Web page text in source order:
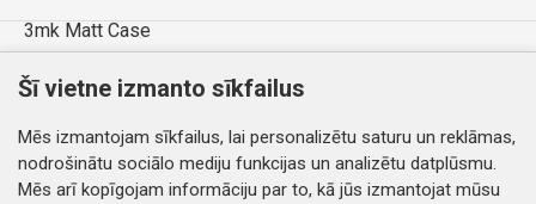
3mk Matt Case
Šajā kategorijā nav preču.
TURPINĀT
Šī vietne izmanto sīkfailus
Mēs izmantojam sīkfailus, lai personalizētu saturu un reklāmas,
nodrošinātu sociālo mediju funkcijas un analizētu datplūsmu.
Mēs arī kopīgojam informāciju par to, kā jūs izmantojat mūsu